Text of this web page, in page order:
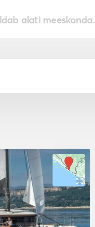
alati meeskonda.